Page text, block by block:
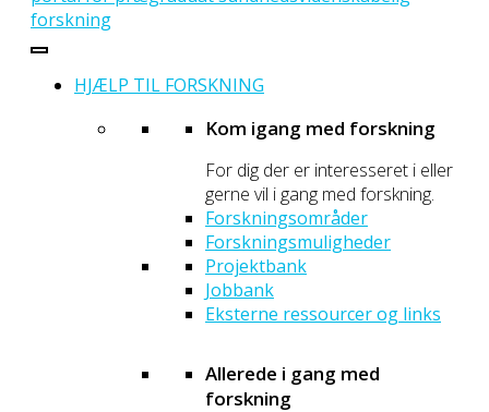
HJÆLP TIL FORSKNING
Kom igang med forskning
For dig der er interesseret i eller
gerne vil i gang med forskning.
Forskningsområder
Forskningsmuligheder
Projektbank
Jobbank
Eksterne ressourcer og links
Allerede i gang med
forskning